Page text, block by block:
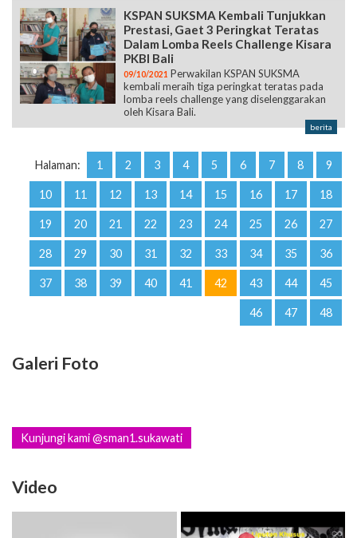
KSPAN SUKSMA Kembali Tunjukkan
Prestasi, Gaet 3 Peringkat Teratas
Dalam Lomba Reels Challenge Kisara
PKBI Bali
09/10/2021 Perwakilan KSPAN SUKSMA
kembali meraih tiga peringkat teratas pada
lomba reels challenge yang diselenggarakan
oleh Kisara Bali.
berita
Halaman: 1 2 3 4 5 6 7 8 9
10 11 12 13 14 15 16 17 18
19 20 21 22 23 24 25 26 27
28 29 30 31 32 33 34 35 36
37 38 39 40 41 42 43 44 45
46 47 48
Galeri Foto
Kunjungi kami @sman1.sukawati
Video